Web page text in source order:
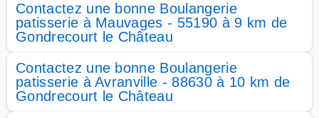
Contactez une bonne Boulangerie
patisserie à Mauvages - 55190 à 9 km de
Gondrecourt le Château
Contactez une bonne Boulangerie
patisserie à Avranville - 88630 à 10 km de
Gondrecourt le Château